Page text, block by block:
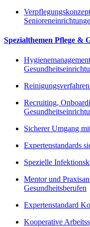
Spezialthemen Pflege &
Recruiting,
Sicherer Umgang
Expertenstandards
Spezielle
Mentor und
Gesundheitsberufen
Expertenstandard
Kooperative